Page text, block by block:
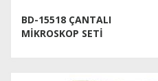
BD-15518 ÇANTALI
MİKROSKOP SETİ